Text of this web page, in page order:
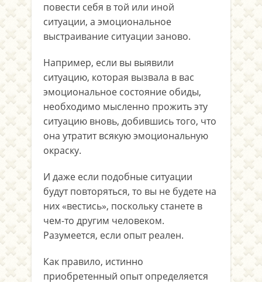
повести себя в той или иной
ситуации, а эмоциональное
выстраивание ситуации заново.
Например, если вы выявили
ситуацию, которая вызвала в вас
эмоциональное состояние обиды,
необходимо мысленно прожить эту
ситуацию вновь, добившись того, что
она утратит всякую эмоциональную
окраску.
И даже если подобные ситуации
будут повторяться, то вы не будете на
них «вестись», поскольку станете в
чем-то другим человеком.
Разумеется, если опыт реален.
Как правило, истинно
приобретенный опыт определяется